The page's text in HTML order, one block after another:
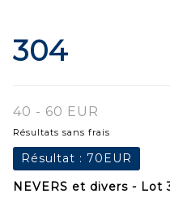
304
40 - 60 EUR
Résultats sans frais
Résultat : 70EUR
NEVERS et divers - Lot